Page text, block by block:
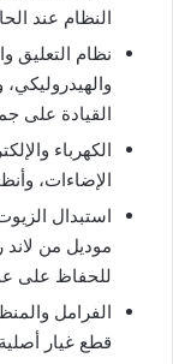
النظام عند
نظام التعليق
القيادة على
الكهرباء
الإضاءات،
استبدال
موديل من لاند
للحفاظ على
الفرامل
قطع غيار